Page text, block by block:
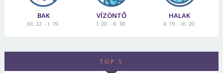
BAK
XII. 22. - I. 19.
VÍZÖNTŐ
I. 20. - II. 18.
HALAK
II. 19. - III. 20.
TOP 5